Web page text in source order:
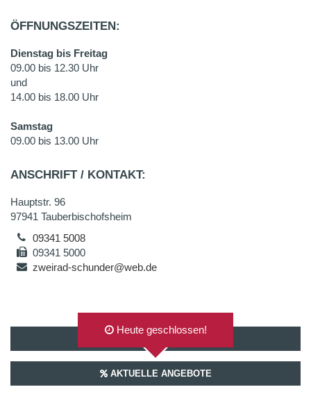
ÖFFNUNGSZEITEN:
Dienstag bis Freitag
09.00 bis 12.30 Uhr
und
14.00 bis 18.00 Uhr
Samstag
09.00 bis 13.00 Uhr
ANSCHRIFT / KONTAKT:
Hauptstr. 96
97941 Tauberbischofsheim
09341 5008
09341 5000
zweirad-schunder@web.de
AUF GOOGLEMAPS ANZEIGEN
Heute geschlossen!
AKTUELLE ANGEBOTE